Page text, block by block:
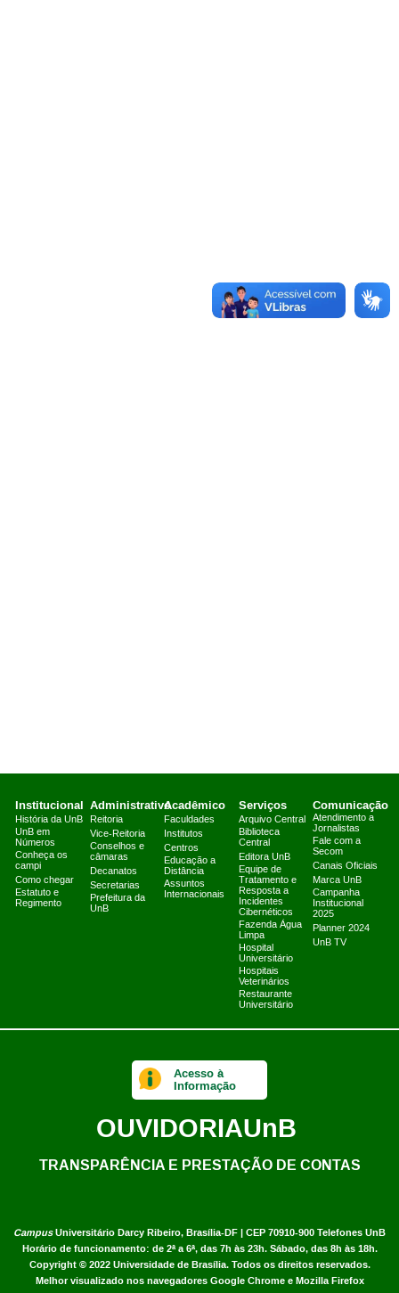
Institucional
História da UnB
UnB em
Números
Conheça os
campi
Como chegar
Estatuto e
Regimento
Administrativo
Reitoria
Vice-Reitoria
Conselhos e
câmaras
Decanatos
Secretarias
Prefeitura da
UnB
Acadêmico
Faculdades
Institutos
Centros
Educação a
Distância
Assuntos
Internacionais
Serviços
Arquivo Central
Biblioteca
Central
Editora UnB
Equipe de
Tratamento e
Resposta a
Incidentes
Cibernéticos
Fazenda Água
Limpa
Hospital
Universitário
Hospitais
Veterinários
Restaurante
Universitário
Comunicação
Atendimento a
Jornalistas
Fale com a
Secom
Canais Oficiais
Marca UnB
Campanha
Institucional
2025
Planner 2024
UnB TV
CampusUniversitário Darcy Ribeiro, Brasília-DF | CEP 70910-900 Telefones UnB
Horário de funcionamento: de 2ª a 6ª, das 7h às 23h. Sábado, das 8h às 18h.
Copyright © 2022 Universidade de Brasília. Todos os direitos reservados.
Melhor visualizado nos navegadores Google Chrome e Mozilla Firefox
Acesso à
Informação
OUVIDORIAUnB
TRANSPARÊNCIA E PRESTAÇÃO DE CONTAS